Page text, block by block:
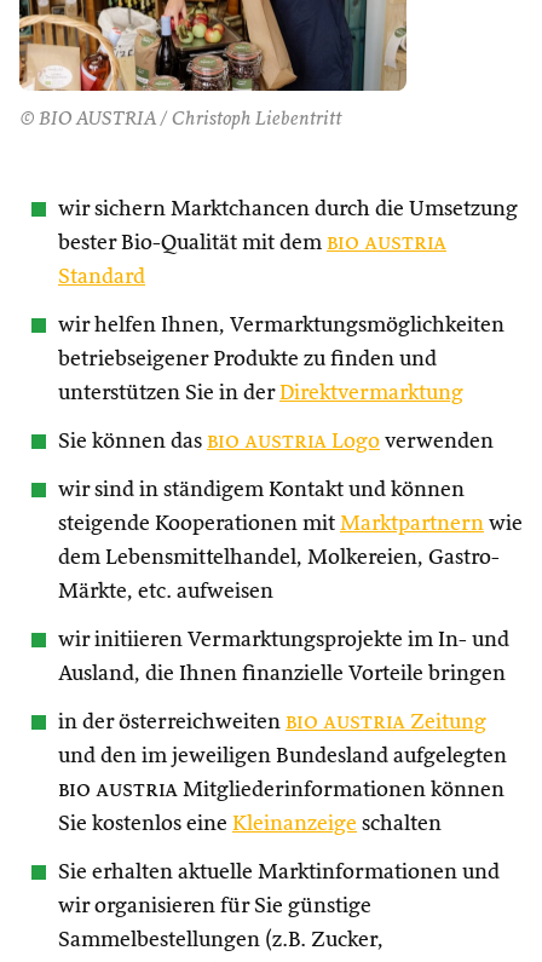
© BIO AUSTRIA / Christoph Liebentritt
wir sichern Marktchancen durch die Umsetzung
bester Bio-Qualität mit dem bio austria
Standard
wir helfen Ihnen, Vermarktungsmöglichkeiten
betriebseigener Produkte zu finden und
unterstützen Sie in derDirektvermarktung
Sie können das bio austria Logo verwenden
wir sind in ständigem Kontakt und können
steigende Kooperationen mit Marktpartnern wie
dem Lebensmittelhandel, Molkereien, Gastro-
Märkte, etc. aufweisen
wir initiieren Vermarktungsprojekte im In- und
Ausland, die Ihnen finanzielle Vorteile bringen
in der österreichweiten bio austria Zeitung
und den im jeweiligen Bundesland aufgelegten
bio austria Mitgliederinformationen können
Sie kostenlos eine Kleinanzeige schalten
Sie erhalten aktuelle Marktinformationen und
wir organisieren für Sie günstige
Sammelbestellungen (z.B. Zucker,